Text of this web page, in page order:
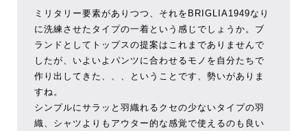
ミリタリー要素がありつつ、それをBRIGLIA1949なり
に洗練させたタイプの一着という感じでしょうか。ブ
ランドとしてトップスの提案はこれまでありませんで
したが、いよいよパンツに合わせるモノを自分たちで
作り出してきた、、、ということです、勢いがありま
すね。
シンプルにサラッと羽織れるクセの少ないタイプの羽
織、シャツよりもアウター的な感覚で使えるのも良い